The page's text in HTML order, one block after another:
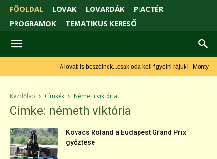
FŐOLDAL LOVAK LOVARDÁK
PIACTÉR
PROGRAMOK
TEMATIKUS KERESŐ
A lovak is beszélnek...csak oda kell figyelni rájuk! - Monty Roberts
Kezdőlap Címkék Németh viktória
Címke: németh viktória
Kovács Roland a Budapest Grand Prix
győztese